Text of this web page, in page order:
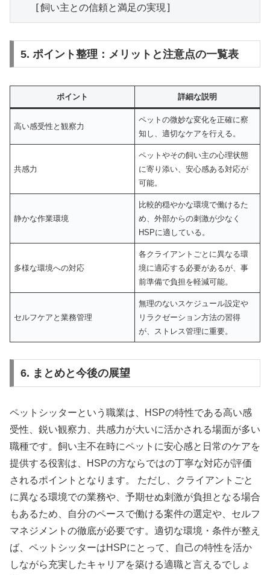
5. ポイント整理：メリットと注意点の一覧表
ポイント 詳細な説明
高い感受性と観察力
ペットの微妙な変化を正確に察
知し、適切なケアを行える。
共感力
ペットやその飼い主の心理状態
に寄り添い、安心感ある対応が
可能。
静かな作業環境
比較的穏やかな環境で働けるた
め、外部からの刺激が少なく
HSPに適している。
多様な環境への対応
各クライアントごとに異なる環
境に適応する必要があるが、事
前準備で負担を軽減可能。
セルフケアと業務管理
無理のないスケジュール設定や
リラクゼーション方法の習得
が、ストレス管理に重要。
6. まとめと今後の展望
ペットシッターという職業は、HSPの特性である高い感
受性、鋭い観察力、共感力が大いに活かされる場面が多い
職種です。飼い主不在時にペットに安心感と日常のケアを
提供する役割は、HSPの方ならではの丁寧な対応が評価
されるポイントとなります。 ただし、クライアントごと
に異なる環境での業務や、予期せぬ刺激が負担となる場合
もあるため、自分のペースで働ける案件の選定や、セルフ
マネジメントの徹底が必要です。適切な環境・条件が整え
ば、ペットシッターはHSPにとって、自己の特性を活か
しながら充実したキャリアを築ける適職と言えるでしょ